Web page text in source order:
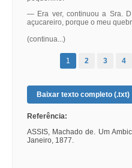
— Era ver, continuou a Sra.
açucareiro, porque o meu
(continua...)
1 2 3 4
Baixar texto completo (.txt)
Referência:
ASSIS, Machado de. Um
Janeiro, 1877.